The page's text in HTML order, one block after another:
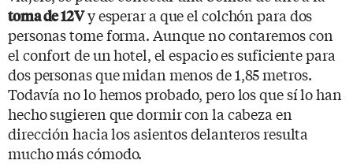
toma de 12Vy esperar a que el colchón para dos
personas tome forma. Aunque no contaremos con
el confort de un hotel, el espacio es suficiente para
dos personas que midan menos de 1,85 metros.
Todavía no lo hemos probado, pero los que sí lo han
hecho sugieren que dormir con la cabeza en
dirección hacia los asientos delanteros resulta
mucho más cómodo.